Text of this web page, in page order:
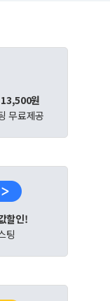
13,500원
무료제공
할인!
팅